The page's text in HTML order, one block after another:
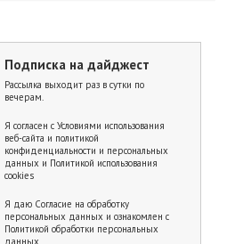
Подписка на дайджест
Рассылка выходит раз в сутки по
вечерам.
Я согласен с Условиями использования
веб-сайта и политикой
конфиденциальности и персональных
данных и Политикой использования
cookies
Я даю Согласие на обработку
персональных данных и ознакомлен с
Политикой обработки персональных
данных